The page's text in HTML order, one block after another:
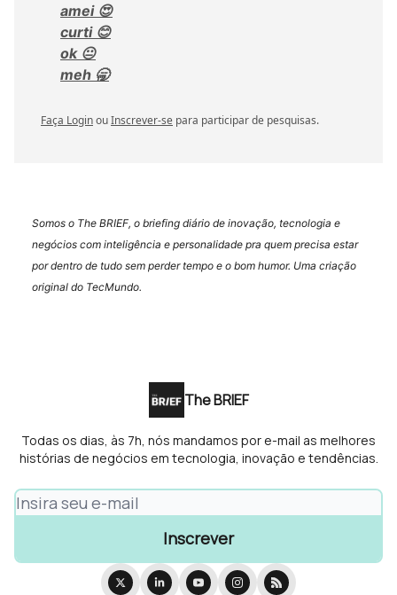
amei 😍
curti 😊
ok 😐
meh 🥱
Faça LoginouInscrever-se para participar de pesquisas.
Somos o The BRIEF, o briefing diário de inovação, tecnologia e
negócios com inteligência e personalidade pra quem precisa estar
por dentro de tudo sem perder tempo e o bom humor. Uma criação
original do TecMundo.
The BRIEF
Todas os dias, às 7h, nós mandamos por e-mail as melhores
histórias de negócios em tecnologia, inovação e tendências.